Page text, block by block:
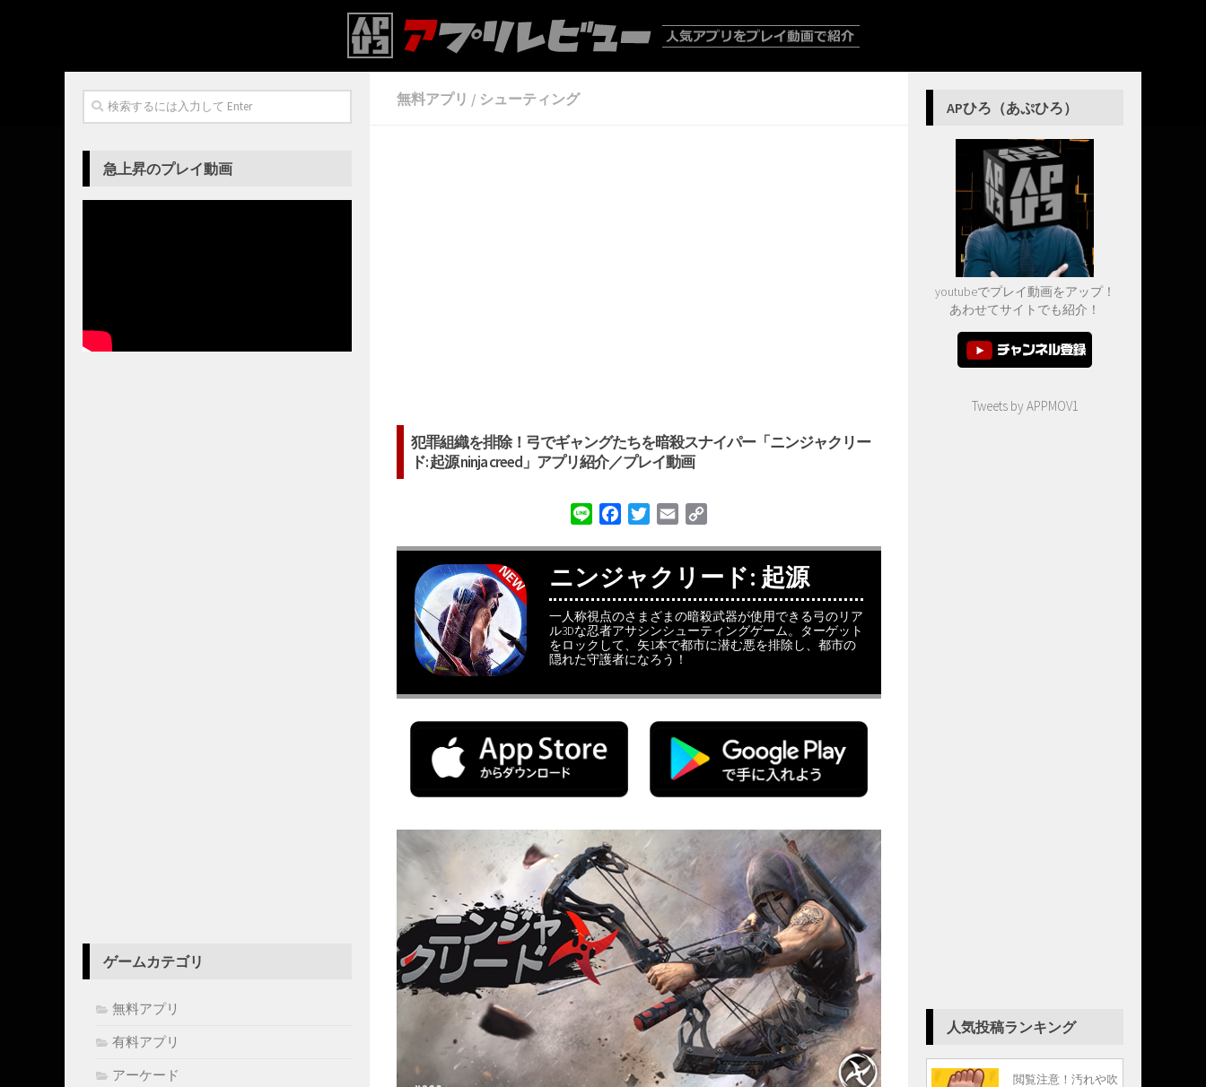
無料アプリ / シューティング
犯罪組織を排除！弓でギャングたちを暗殺スナイパー「ニンジャクリー
ド: 起源 ninja creed」アプリ紹介／プレイ動画
Line FacebookTwitterEmail
ニンジャクリード: 起源
一人称視点のさまざまの暗殺武器が使用できる弓のリア
ル3Dな忍者アサシンシューティングゲーム。ターゲット
をロックして、矢1本で都市に潜む悪を排除し、都市の
隠れた守護者になろう！
急上昇のプレイ動画
ゲームカテゴリ
無料アプリ
有料アプリ
アーケード
APひろ（あぷひろ）
youtubeでプレイ動画をアップ！
あわせてサイトでも紹介！
Tweets by APPMOV1
人気投稿ランキング
閲覧注意！汚れや吹